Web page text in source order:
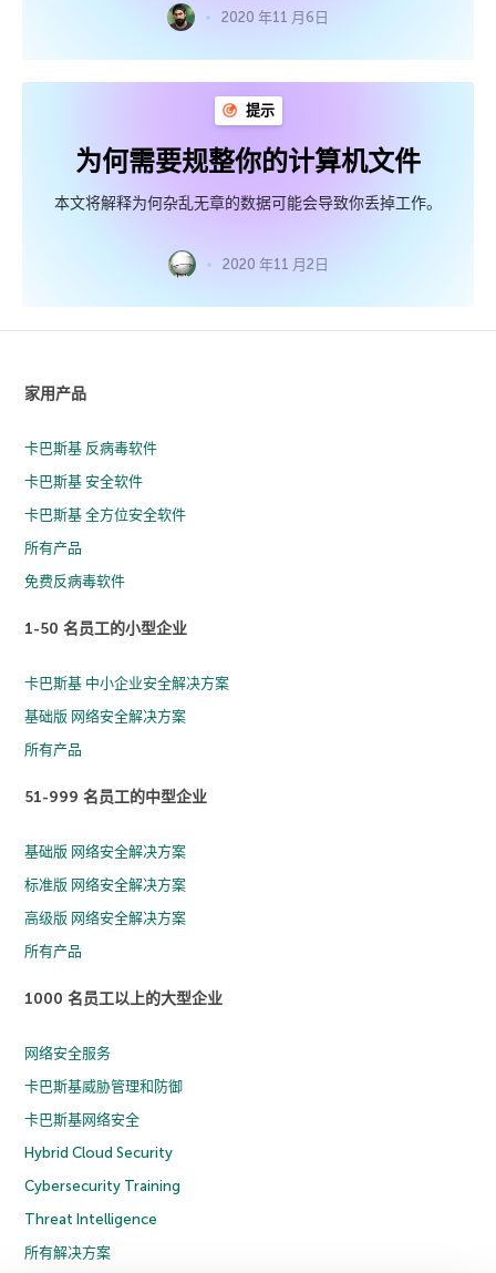
2020 年11 月6日
提示
为何需要规整你的计算机文件
本文将解释为何杂乱无章的数据可能会导致你丢掉工作。
2020 年11 月2日
家用产品
卡巴斯基 反病毒软件
卡巴斯基 安全软件
卡巴斯基 全方位安全软件
所有产品
免费反病毒软件
1-50 名员工的小型企业
卡巴斯基 中小企业安全解决方案
基础版 网络安全解决方案
所有产品
51-999 名员工的中型企业
基础版 网络安全解决方案
标准版 网络安全解决方案
高级版 网络安全解决方案
所有产品
1000 名员工以上的大型企业
网络安全服务
卡巴斯基威胁管理和防御
卡巴斯基网络安全
Hybrid Cloud Security
Cybersecurity Training
Threat Intelligence
所有解决方案